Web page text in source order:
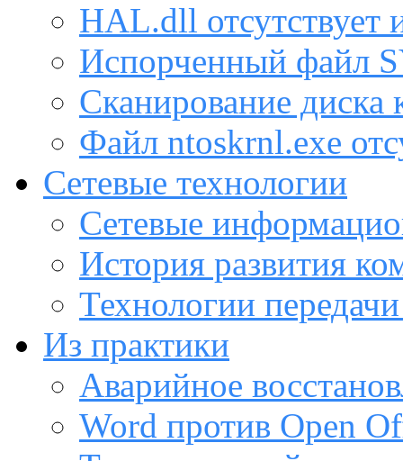
HAL.dll отсутствует
Испорченный файл
Сканирование
Файл ntoskrnl.exe
Сетевые технологии
Сетевые
История развития
Технологии
Из практики
Аварийное
Word против Open